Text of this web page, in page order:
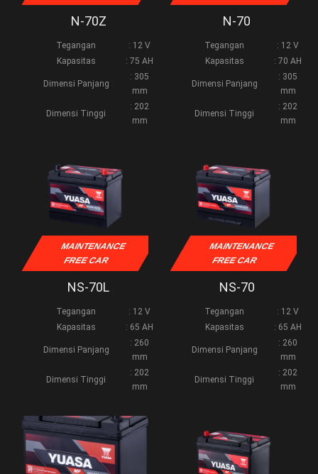
N-70Z
Tegangan
: 12 V
Kapasitas
: 75 AH
Dimensi Panjang
: 305
mm
Dimensi Tinggi
: 202
mm
N-70
Tegangan
: 12 V
Kapasitas
: 70 AH
Dimensi Panjang
: 305
mm
Dimensi Tinggi
: 202
mm
MAINTENANCE
FREE CAR
NS-70L
Tegangan
: 12 V
Kapasitas
: 65 AH
Dimensi Panjang
: 260
mm
Dimensi Tinggi
: 202
mm
MAINTENANCE
FREE CAR
NS-70
Tegangan
: 12 V
Kapasitas
: 65 AH
Dimensi Panjang
: 260
mm
Dimensi Tinggi
: 202
mm